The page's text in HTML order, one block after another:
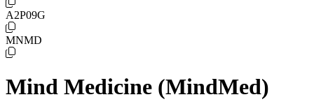
A2P09G
MNMD
Mind Medicine (MindMed)